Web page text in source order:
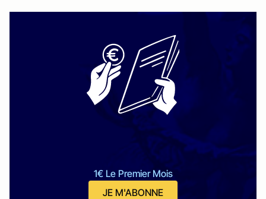
1€ Le Premier Mois
JE M'ABONNE